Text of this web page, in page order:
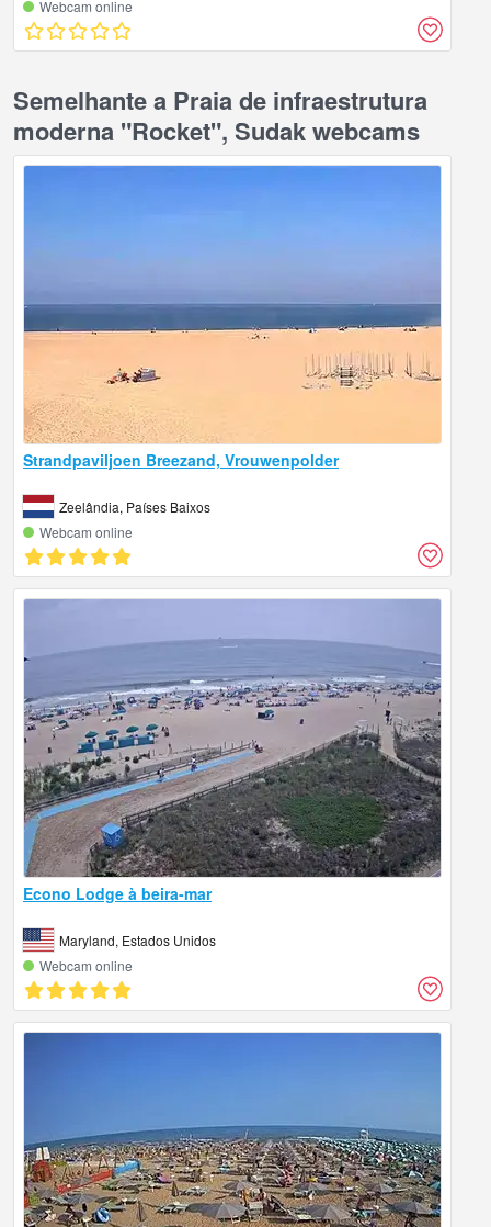
Webcam online
Semelhante a Praia de infraestrutura
moderna "Rocket", Sudak webcams
Strandpaviljoen Breezand, Vrouwenpolder
Zeelândia, Países Baixos
Webcam online
Econo Lodge à beira-mar
Maryland, Estados Unidos
Webcam online